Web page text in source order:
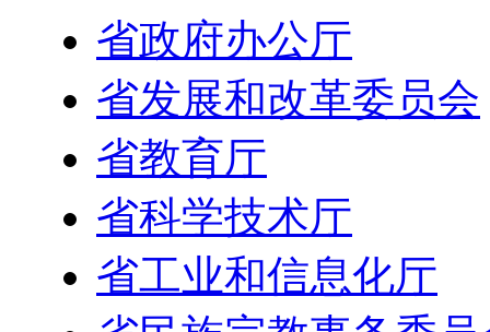
省政府办公厅
省发展和改革委员会
省教育厅
省科学技术厅
省工业和信息化厅